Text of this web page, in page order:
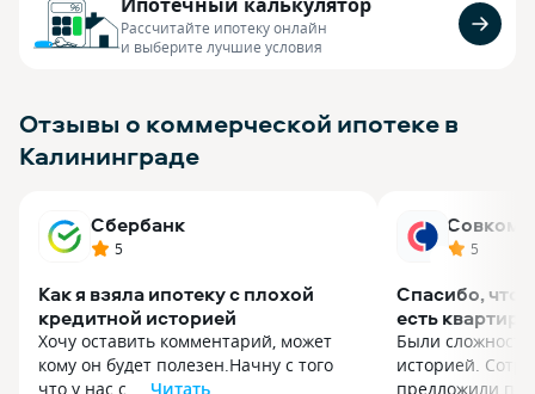
Рассчитайте ипотеку онлайн
и выберите лучшие условия
Отзывы о коммерческой ипотеке в
Калининграде
Сбербанк
5
Как я взяла ипотеку с плохой
кредитной историей
Хочу оставить комментарий, может
кому он будет полезен.Начну с того
что у нас с ... Читать
5
Спасибо, что
есть квартира
Были
историей.
предложили